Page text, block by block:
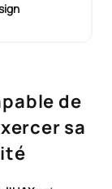
de
sa